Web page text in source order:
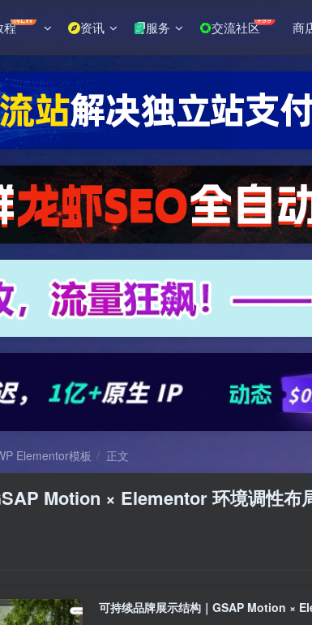
程NEW 资讯 服务 交流社区+99 商
Elementor模板 正文
Motion × Elementor 环境调性布
可持续品牌展示结构｜GSAP Motion ×